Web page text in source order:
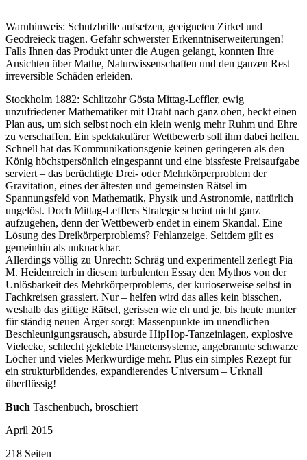
Warnhinweis: Schutzbrille aufsetzen, geeigneten Zirkel und
Geodreieck tragen. Gefahr schwerster Erkenntniserweiterungen!
Falls Ihnen das Produkt unter die Augen gelangt, konnten Ihre
Ansichten über Mathe, Naturwissenschaften und den ganzen Rest
irreversible Schäden erleiden.
Stockholm 1882: Schlitzohr Gösta Mittag-Leffler, ewig
unzufriedener Mathematiker mit Draht nach ganz oben, heckt einen
Plan aus, um sich selbst noch ein klein wenig mehr Ruhm und Ehre
zu verschaffen. Ein spektakulärer Wettbewerb soll ihm dabei helfen.
Schnell hat das Kommunikationsgenie keinen geringeren als den
König höchstpersönlich eingespannt und eine bissfeste Preisaufgabe
serviert – das berüchtigte Drei- oder Mehrkörperproblem der
Gravitation, eines der ältesten und gemeinsten Rätsel im
Spannungsfeld von Mathematik, Physik und Astronomie, natürlich
ungelöst. Doch Mittag-Lefflers Strategie scheint nicht ganz
aufzugehen, denn der Wettbewerb endet in einem Skandal. Eine
Lösung des Dreikörperproblems? Fehlanzeige. Seitdem gilt es
gemeinhin als unknackbar.
Allerdings völlig zu Unrecht: Schräg und experimentell zerlegt Pia
M. Heidenreich in diesem turbulenten Essay den Mythos von der
Unlösbarkeit des Mehrkörperproblems, der kurioserweise selbst in
Fachkreisen grassiert. Nur – helfen wird das alles kein bisschen,
weshalb das giftige Rätsel, gerissen wie eh und je, bis heute munter
für ständig neuen Ärger sorgt: Massenpunkte im unendlichen
Beschleunigungsrausch, absurde HipHop-Tanzeinlagen, explosive
Vielecke, schlecht geklebte Planetensysteme, angebrannte schwarze
Löcher und vieles Merkwürdige mehr. Plus ein simples Rezept für
ein strukturbildendes, expandierendes Universum – Urknall
überflüssig!
Buch Taschenbuch, broschiert
April 2015
218 Seiten